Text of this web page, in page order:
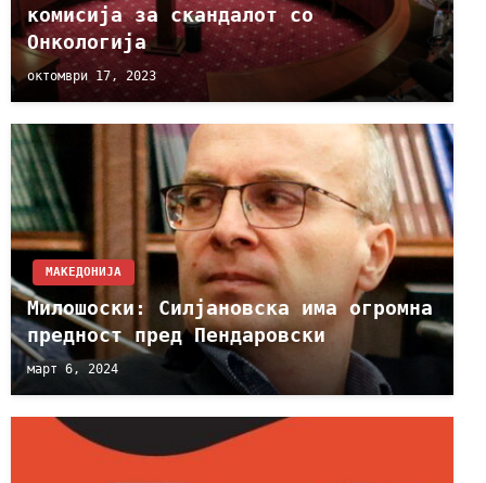
комисија за скандалот со
Онкологија
октомври 17, 2023
МАКЕДОНИЈА
Милошоски: Силјановска има огромна
предност пред Пендаровски
март 6, 2024